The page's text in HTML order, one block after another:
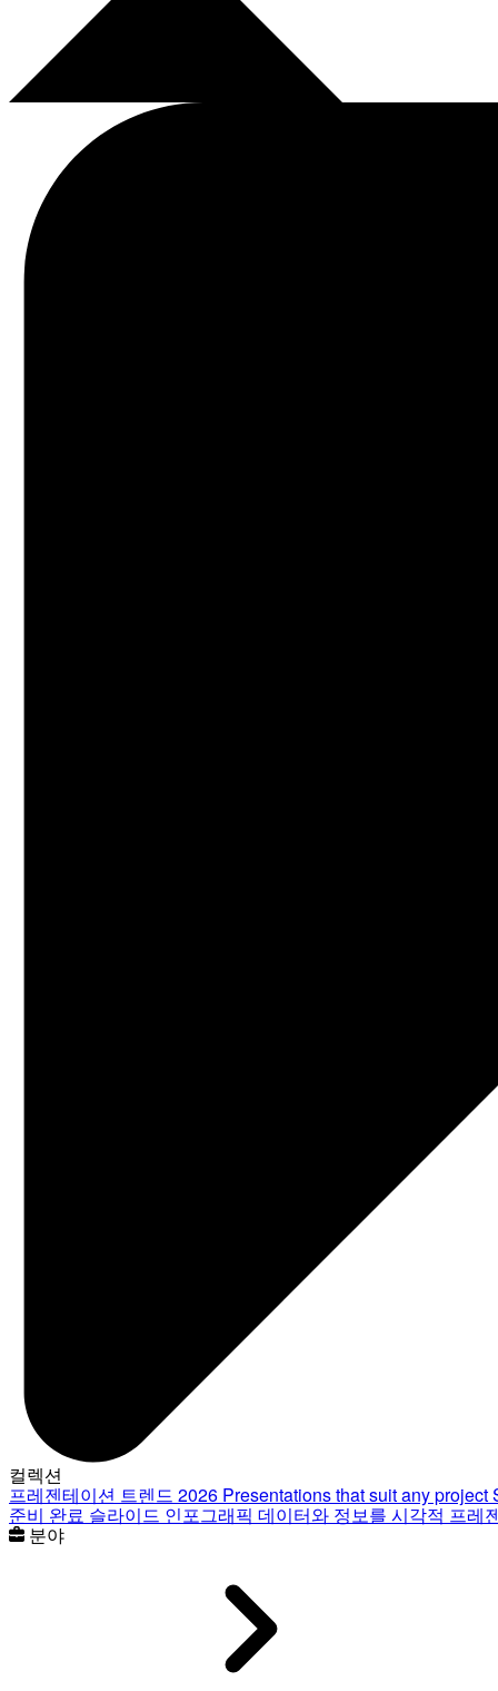
컬렉션
프레젠테이션 트렌드 2026 Presentations that suit any project
준비 완료 슬라이드 인포그래픽 데이터와 정보를 시각적 프레
분야